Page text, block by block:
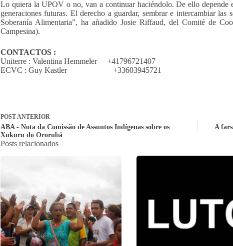
Lo quiera la UPOV o no, van a continuar haciéndolo. De ello depende
generaciones futuras. El derecho a guardar, sembrar e intercambiar
Soberanía Alimentaria”, ha añadido Josie Riffaud, del Comité de
Campesina).
CONTACTOS :
Uniterre : Valentina Hemmeler +41796721407
ECVC : Guy Kastler +33603945721
POSTANTERIOR
ABA - Nota da Comissão de Assuntos Indígenas sobre os
Xukuru do Ororubá
A
Posts relacionados